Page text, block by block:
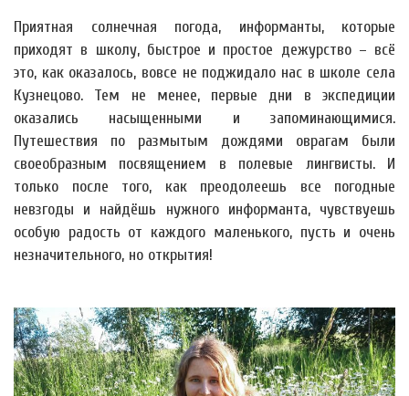
Приятная солнечная погода, информанты, которые
приходят в школу, быстрое и простое дежурство – всё
это, как оказалось, вовсе не поджидало нас в школе села
Кузнецово. Тем не менее, первые дни в экспедиции
оказались насыщенными и запоминающимися.
Путешествия по размытым дождями оврагам были
своеобразным посвящением в полевые лингвисты. И
только после того, как преодолеешь все погодные
невзгоды и найдёшь нужного информанта, чувствуешь
особую радость от каждого маленького, пусть и очень
незначительного, но открытия!